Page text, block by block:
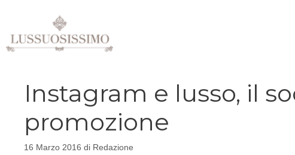
contenuto
Instagram e lusso, il
promozione
16 Marzo 2016 di Redazione